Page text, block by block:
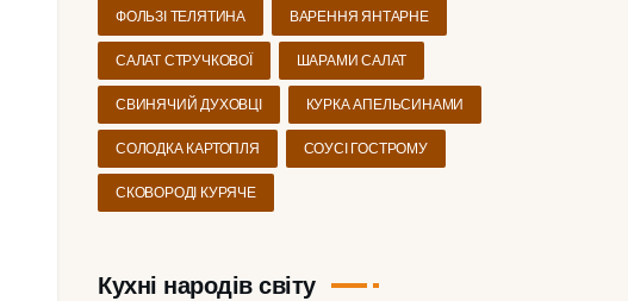
ФОЛЬЗІ ТЕЛЯТИНА ВАРЕННЯ ЯНТАРНЕ
САЛАТ СТРУЧКОВОЇ ШАРАМИ САЛАТ
СВИНЯЧИЙ ДУХОВЦІ КУРКА АПЕЛЬСИНАМИ
СОЛОДКА КАРТОПЛЯ СОУСІ ГОСТРОМУ
СКОВОРОДІ КУРЯЧЕ
Кухні народів світу